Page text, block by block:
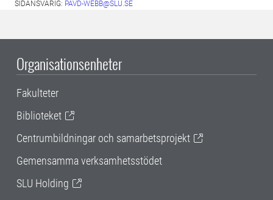
SIDANSVARIG: PAVD-WEBB@SLU.SE
Organisationsenheter
Fakulteter
Biblioteket
Centrumbildningar och samarbetsprojekt
Gemensamma verksamhetsstödet
SLU Holding